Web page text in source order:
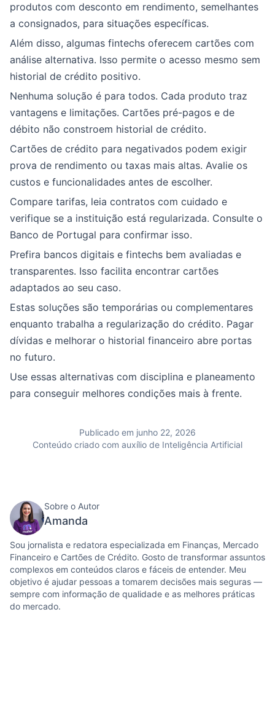
produtos com desconto em rendimento, semelhantes
a consignados, para situações específicas.
Além disso, algumas fintechs oferecem cartões com
análise alternativa. Isso permite o acesso mesmo sem
historial de crédito positivo.
Nenhuma solução é para todos. Cada produto traz
vantagens e limitações. Cartões pré-pagos e de
débito não constroem historial de crédito.
Cartões de crédito para negativados podem exigir
prova de rendimento ou taxas mais altas. Avalie os
custos e funcionalidades antes de escolher.
Compare tarifas, leia contratos com cuidado e
verifique se a instituição está regularizada. Consulte o
Banco de Portugal para confirmar isso.
Prefira bancos digitais e fintechs bem avaliadas e
transparentes. Isso facilita encontrar cartões
adaptados ao seu caso.
Estas soluções são temporárias ou complementares
enquanto trabalha a regularização do crédito. Pagar
dívidas e melhorar o historial financeiro abre portas
no futuro.
Use essas alternativas com disciplina e planeamento
para conseguir melhores condições mais à frente.
Publicado em junho 22, 2026
Conteúdo criado com auxílio de Inteligência Artificial
Sobre o Autor
Amanda
Sou jornalista e redatora especializada em Finanças, Mercado
Financeiro e Cartões de Crédito. Gosto de transformar assuntos
complexos em conteúdos claros e fáceis de entender. Meu
objetivo é ajudar pessoas a tomarem decisões mais seguras —
sempre com informação de qualidade e as melhores práticas
do mercado.